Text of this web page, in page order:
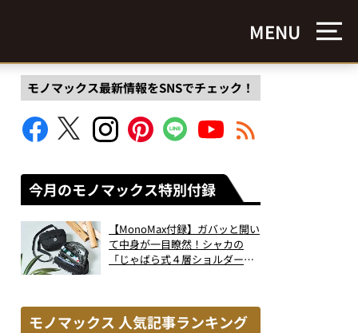
MENU
モノマックス最新情報をSNSでチェック！
今月のモノマックス特別付録
【MonoMax付録】ガバッと開い
て中身が一目瞭然！シャカの
「じゃばら式４層ショルダーバ
モノマックス 人気記事ランキング